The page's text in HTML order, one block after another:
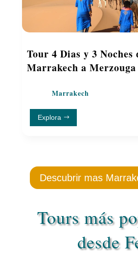
Tour 4 Dias y 3 Noches
Marrakech a Merzouga
Marrakech
Explora
Descubrir mas
Tours más
desde